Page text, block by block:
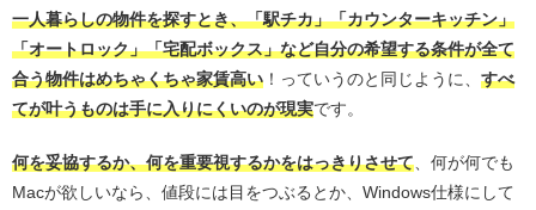
一人暮らしの物件を探すとき、「駅チカ」「カウンターキッチン」
「オートロック」「宅配ボックス」など自分の希望する条件が全て
合う物件はめちゃくちゃ家賃高い ！っていうのと同じように、 すべ
てが叶うものは手に入りにくいのが現実です。
何を妥協するか、何を重要視するかをはっきりさせて 、何が何でも
Macが欲しいなら、値段には目をつぶるとか、Windows仕様にして